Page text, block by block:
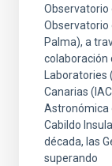
Observatorio
Observatorio
Palma), a
colaboración
Laboratories
Canarias
Astronómica
Cabildo
década, las
superando